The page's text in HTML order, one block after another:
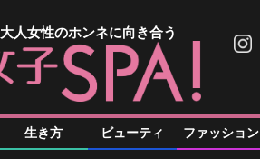
大人女性のホンネに向き合う
生き方 ビューティ ファッション